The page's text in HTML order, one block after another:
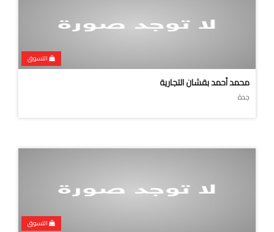
التسوق
محمد أحمد بقشان التجارية
جدة
التسوق